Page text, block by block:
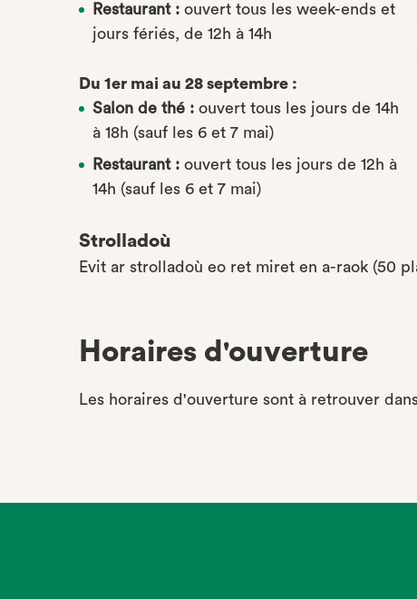
Restaurant : ouvert tous les week-ends et
jours fériés, de 12h à 14h
Du 1er mai au 28 septembre :
Salon de thé : ouvert tous les jours de 14h
à 18h (sauf les 6 et 7 mai)
Restaurant : ouvert tous les jours de 12h à
14h (sauf les 6 et 7 mai)
Strolladoù
Evit ar strolladoù eo ret miret en a-raok (50
Horaires d'ouverture
Les horaires d'ouverture sont à retrouver